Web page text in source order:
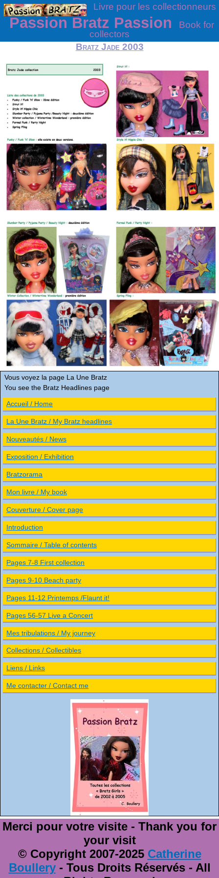
Livre pour les collectionneurs
Passion Bratz Passion
Book for
collectors
Bratz Jade 2003
Vous voyez la page La Une Bratz
You see the Bratz Headlines page
Accueil / Home
La Une Bratz / My Bratz headlines
Nouveautés / News
Exposition / Exhibition
Bratzorama
Mon livre / My book
Couverture / Cover page
Introduction
Sommaire / Table of contents
Pages 7-8 First collection
Pages 9-10 Beach party
Pages 11-12 Printemps /Flaunt it!
Pages 56-57 Live a Concert
Mes tribulations / My journey
Collections / Collectibles
Liens / Links
Me contacter / Contact me
Merci pour votre visite - Thank you for
your visit
© Copyright 2007-2025 Catherine
Boullery- Tous Droits Réservés - All